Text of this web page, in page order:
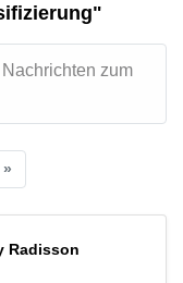
zum
»
Radisson